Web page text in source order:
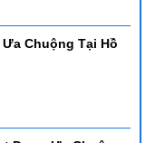
Chuộng Tại Hồ